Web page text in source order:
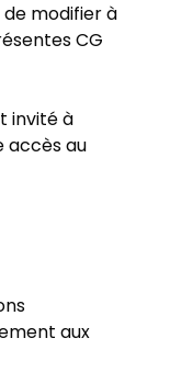
de modifier à
CG
invité à
accès au
aux